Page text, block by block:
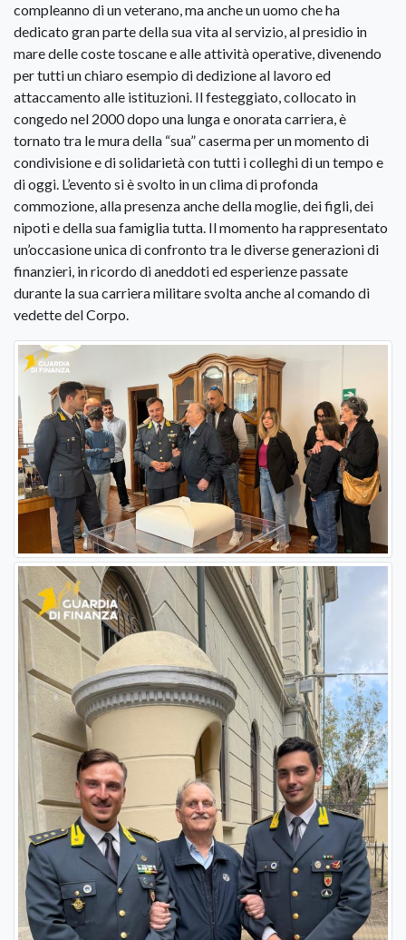
compleanno di un veterano, ma anche un uomo che ha
dedicato gran parte della sua vita al servizio, al presidio in
mare delle coste toscane e alle attività operative, divenendo
per tutti un chiaro esempio di dedizione al lavoro ed
attaccamento alle istituzioni. Il festeggiato, collocato in
congedo nel 2000 dopo una lunga e onorata carriera, è
tornato tra le mura della “sua” caserma per un momento di
condivisione e di solidarietà con tutti i colleghi di un tempo e
di oggi. L’evento si è svolto in un clima di profonda
commozione, alla presenza anche della moglie, dei figli, dei
nipoti e della sua famiglia tutta. Il momento ha rappresentato
un’occasione unica di confronto tra le diverse generazioni di
finanzieri, in ricordo di aneddoti ed esperienze passate
durante la sua carriera militare svolta anche al comando di
vedette del Corpo.